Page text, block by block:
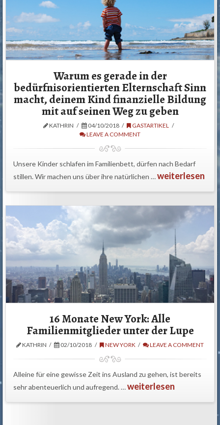
Warum es gerade in der
bedürfnisorientierten Elternschaft Sinn
macht, deinem Kind finanzielle Bildung
mit auf seinen Weg zu geben
KATHRIN 04/10/2018
GASTARTIKEL
LEAVE A COMMENT
Unsere Kinder schlafen im Familienbett, dürfen nach Bedarf
stillen. Wir machen uns über ihre natürlichen …weiterlesen
16 Monate New York: Alle
Familienmitglieder unter der Lupe
KATHRIN 02/10/2018 NEW YORK LEAVE A COMMENT
Alleine für eine gewisse Zeit ins Ausland zu gehen, ist bereits
sehr abenteuerlich und aufregend. …weiterlesen